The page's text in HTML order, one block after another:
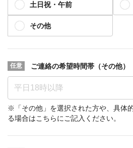
土日祝・午前
その他
ご連絡の希望時間帯（その他）
※「その他」を選択された方や、具体
る場合はこちらにご記入ください。